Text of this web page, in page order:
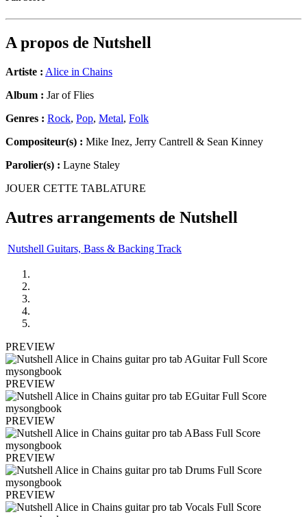
A propos de Nutshell
Artiste : Alice in Chains
Album : Jar of Flies
Genres : Rock, Pop, Metal, Folk
Compositeur(s) : Mike Inez, Jerry Cantrell & Sean Kinney
Parolier(s) : Layne Staley
JOUER CETTE TABLATURE
Autres arrangements de Nutshell
Nutshell Guitars, Bass & Backing Track
PREVIEW
PREVIEW
PREVIEW
PREVIEW
PREVIEW